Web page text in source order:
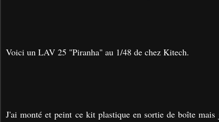
Voici un LAV 25 "Piranha" au 1/48 de chez Kitech.
J'ai monté et peint ce kit plastique en sortie de boîte mais